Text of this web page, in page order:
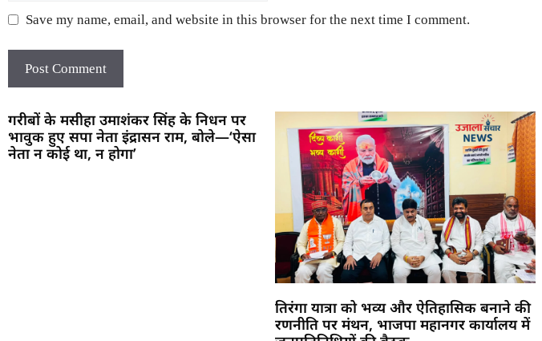
Save my name, email, and website in this browser for the next time I comment.
गरीबों के मसीहा उमाशंकर सिंह के निधन पर
भावुक हुए सपा नेता इंद्रासन राम, बोले—‘ऐसा
नेता न कोई था, न होगा’
तिरंगा यात्रा को भव्य और ऐतिहासिक बनाने की
रणनीति पर मंथन, भाजपा महानगर कार्यालय में